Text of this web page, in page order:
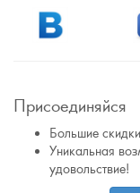
Присоединяйся
Большие скидки
Уникальная
удовольствие!